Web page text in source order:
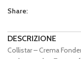
Share:
DESCRIZIONE
Collistar – Crema